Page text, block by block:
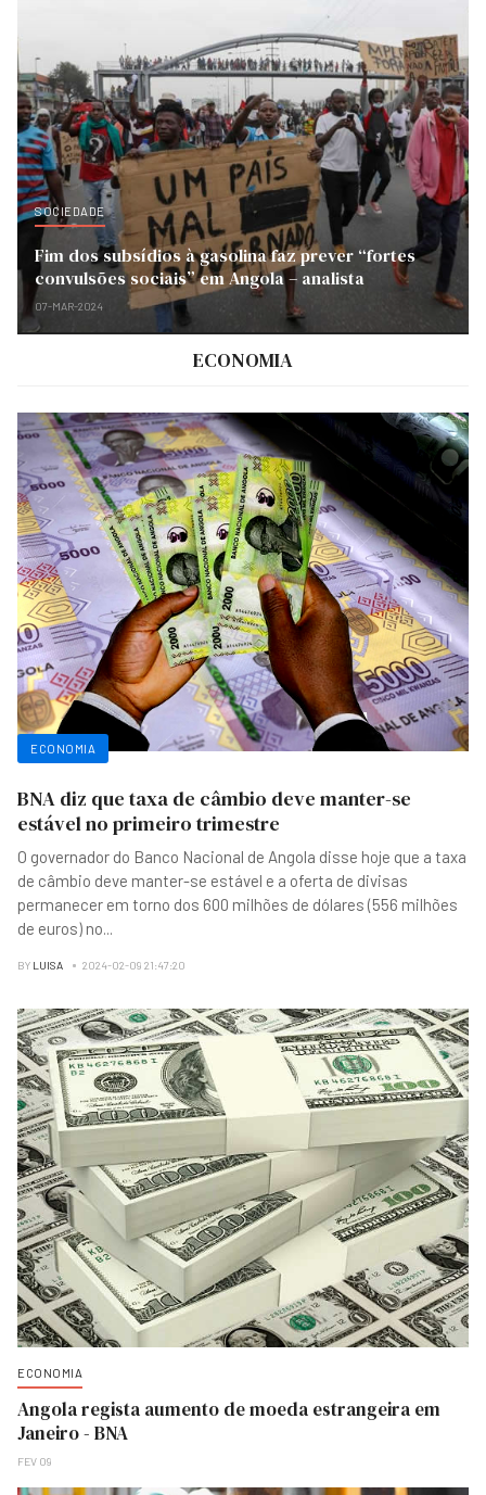
SOCIEDADE
Fim dos subsídios à gasolina faz prever “fortes
convulsões sociais” em Angola – analista
07-MAR-2024
ECONOMIA
ECONOMIA
BNA diz que taxa de câmbio deve manter-se
estável no primeiro trimestre
O governador do Banco Nacional de Angola disse hoje que a taxa
de câmbio deve manter-se estável e a oferta de divisas
permanecer em torno dos 600 milhões de dólares (556 milhões
de euros) no...
BY LUISA 2024-02-09 21:47:20
ECONOMIA
Angola regista aumento de moeda estrangeira em
Janeiro - BNA
FEV 09